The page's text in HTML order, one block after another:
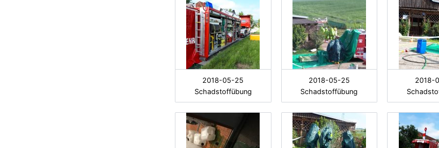
2018-05-25
Schadstoffübung
2018-05-25
Schadstoffübung
2018-